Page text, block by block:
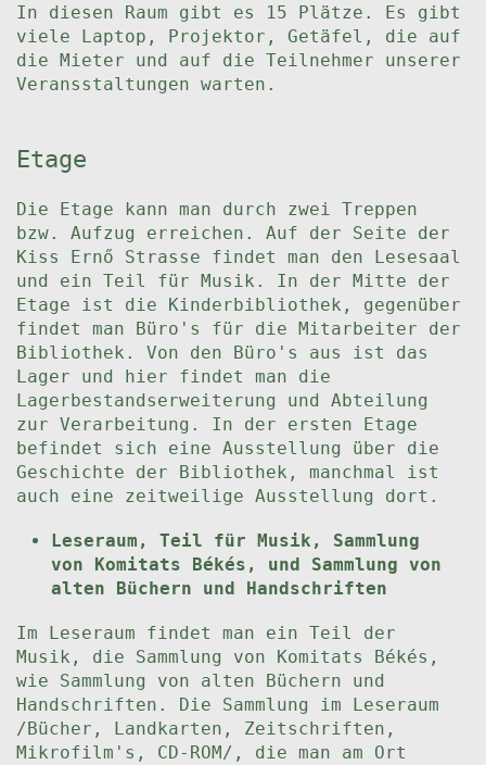
In diesen Raum gibt es 15 Plätze. Es gibt
viele Laptop, Projektor, Getäfel, die auf
die Mieter und auf die Teilnehmer unserer
Veransstaltungen warten.
Etage
Die Etage kann man durch zwei Treppen
bzw. Aufzug erreichen. Auf der Seite der
Kiss Ernő Strasse findet man den Lesesaal
und ein Teil für Musik. In der Mitte der
Etage ist die Kinderbibliothek, gegenüber
findet man Büro's für die Mitarbeiter der
Bibliothek. Von den Büro's aus ist das
Lager und hier findet man die
Lagerbestandserweiterung und Abteilung
zur Verarbeitung. In der ersten Etage
befindet sich eine Ausstellung über die
Geschichte der Bibliothek, manchmal ist
auch eine zeitweilige Ausstellung dort.
Leseraum, Teil für Musik, Sammlung
von Komitats Békés, und Sammlung von
alten Büchern und Handschriften
Im Leseraum findet man ein Teil der
Musik, die Sammlung von Komitats Békés,
wie Sammlung von alten Büchern und
Handschriften. Die Sammlung im Leseraum
/Bücher, Landkarten, Zeitschriften,
Mikrofilm's, CD-ROM/, die man am Ort